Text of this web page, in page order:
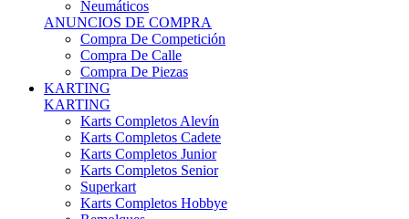
Chasis Y Repuestos
Frenos
Llantas
Neumáticos
Equipación Adultos
Equipación Niños
Resto De Piezas
ANUNCIOS DE COMPRA
Compra De Karts
Compra De Piezas
BARQUETAS, FÓRMULAS Y CM
BARQUETAS, FÓRMULAS Y CM
Barquetas